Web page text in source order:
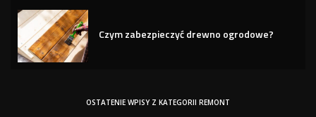
Czym zabezpieczyć drewno ogrodowe?
OSTATENIE WPISY Z KATEGORII REMONT